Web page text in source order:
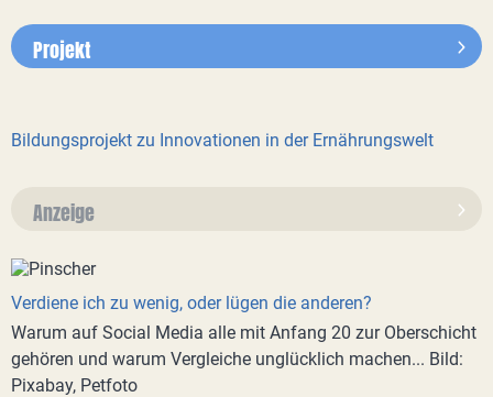
Projekt
Bildungsprojekt zu Innovationen in der Ernährungswelt
Anzeige
Verdiene ich zu wenig, oder lügen die anderen?
Warum auf Social Media alle mit Anfang 20 zur Oberschicht
gehören und warum Vergleiche unglücklich machen... Bild:
Pixabay, Petfoto